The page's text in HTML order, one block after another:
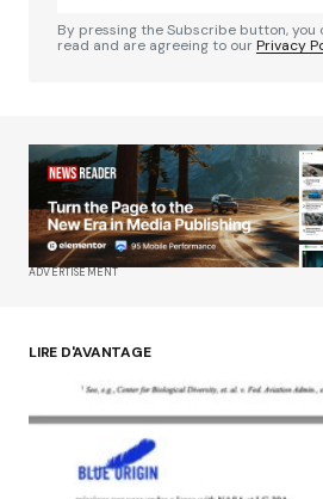
Your Name*
Your E-mail*
Submit Comment
By pressing the Subscribe button, you
read and are agreeing to ourPrivacy
ADVERTISEMENT
LIRE D'AVANTAGE